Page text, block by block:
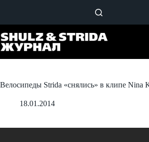
Велосипеды Strida «снялись» в клипе Nina
18.01.2014